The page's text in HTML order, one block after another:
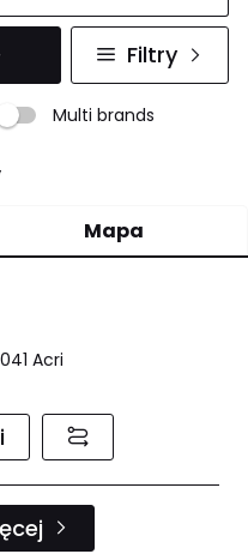
Filtry
Multi brands
Mapa
Acri